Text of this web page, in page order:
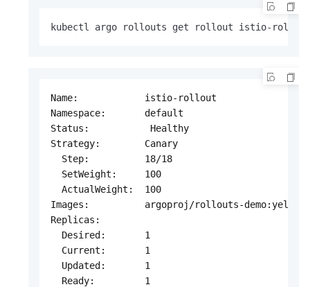
kubectl argo rollouts get rollout istio-rollout
Name:            istio-rollout
Namespace:       default
Status:           Healthy
Strategy:        Canary
  Step:          18/18
  SetWeight:     100
  ActualWeight:  100
Images:          argoproj/rollouts-
Replicas:
  Desired:       1
  Current:       1
  Updated:       1
  Ready:         1